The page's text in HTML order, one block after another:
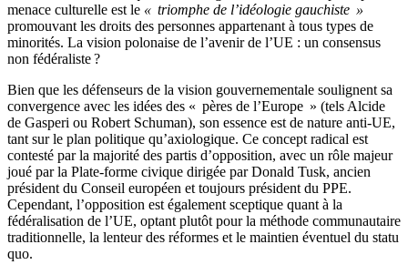
menace culturelle est le « triomphe de l’idéologie gauchiste »
promouvant les droits des personnes appartenant à tous types de
minorités. La vision polonaise de l’avenir de l’UE : un consensus
non fédéraliste ?
Bien que les défenseurs de la vision gouvernementale soulignent sa
convergence avec les idées des « pères de l’Europe » (tels Alcide
de Gasperi ou Robert Schuman), son essence est de nature anti-UE,
tant sur le plan politique qu’axiologique. Ce concept radical est
contesté par la majorité des partis d’opposition, avec un rôle majeur
joué par la Plate-forme civique dirigée par Donald Tusk, ancien
président du Conseil européen et toujours président du PPE.
Cependant, l’opposition est également sceptique quant à la
fédéralisation de l’UE, optant plutôt pour la méthode communautaire
traditionnelle, la lenteur des réformes et le maintien éventuel du statu
quo.